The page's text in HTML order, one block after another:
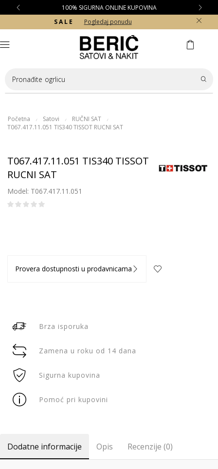
100% SIGURNA ONLINE KUPOVINA
S A L E
Pogledaj ponudu
Pronađite ogrlicu
Početna / Satovi / RUČNI SAT /
T067.417.11.051 TIS340 TISSOT RUCNI SAT
T067.417.11.051 TIS340 TISSOT
RUCNI SAT
Model: T067.417.11.051
Provera dostupnosti u prodavnicama
Brza isporuka
Zamena u roku od 14 dana
Sigurna kupovina
Pomoć pri kupovini
Dodatne informacije Opis Recenzije (0)